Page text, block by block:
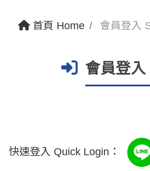
首頁 Home 會員登入
會員登
快速登入 Quick Login：